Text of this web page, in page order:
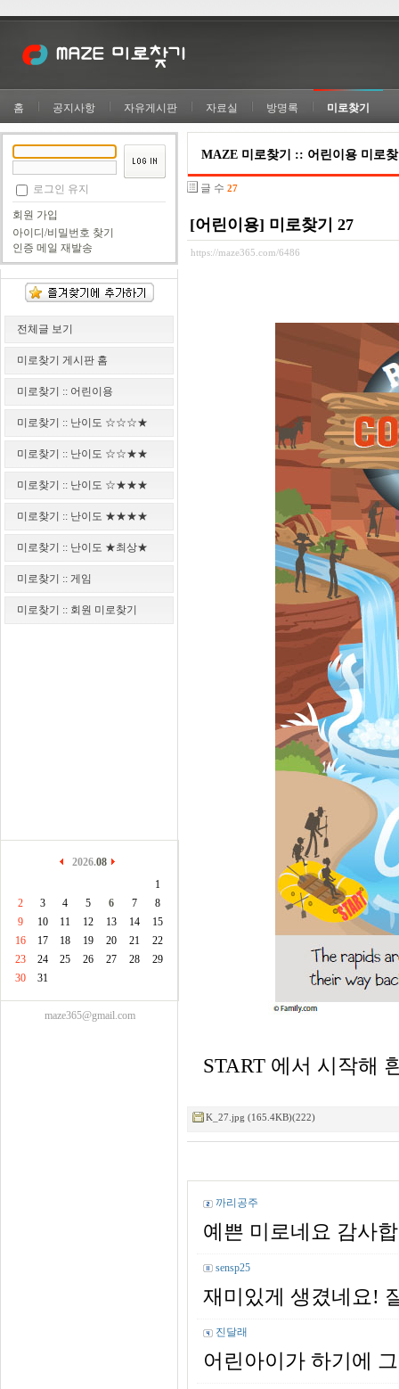
홈 공지사항 자유게시판 자료실 방명록 미로찾기
로그인 유지
회원 가입
아이디/비밀번호 찾기
인증 메일 재발송
전체글 보기
미로찾기 게시판 홈
미로찾기 :: 어린이용
미로찾기 :: 난이도 ☆☆☆★
미로찾기 :: 난이도 ☆☆★★
미로찾기 :: 난이도 ☆★★★
미로찾기 :: 난이도 ★★★★
미로찾기 :: 난이도 ★최상★
미로찾기 :: 게임
미로찾기 :: 회원 미로찾기
2026.08
1
2
3 4 5 6 7
8
9
10 11 12 13 14
15
16
17 18 19 20 21
22
23
24 25 26 27 28
29
30
31
maze365@gmail.com
MAZE 미로찾기 :: 어린이용 미로
글 수 27
[어린이용] 미로찾기 27
https://maze365.com/6486
START 에서 시작해
K_27.jpg (165.4KB)(222)
까리공주
예쁜 미로네요 감사
sensp25
재미있게 생겼네요!
진달래
어린아이가 하기에